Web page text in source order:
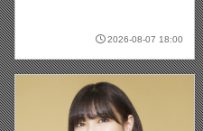
2026-08-07 18:00